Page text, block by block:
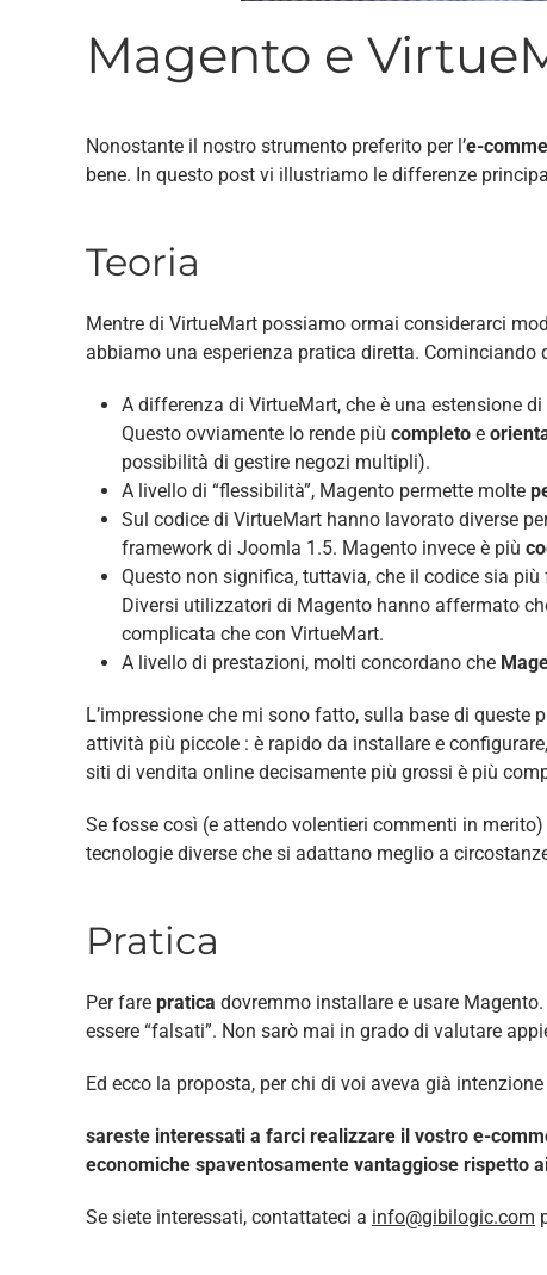
Magento e
Nonostante il nostro strumento preferito per l’e-
bene. In questo post vi illustriamo le differenze
Teoria
Mentre di VirtueMart possiamo ormai considerarci
abbiamo una esperienza pratica diretta.
A differenza di VirtueMart, che è una estensione di
Questo ovviamente lo rende più completo e
possibilità di gestire negozi multipli).
A livello di “flessibilità”, Magento permette molte
Sul codice di VirtueMart hanno lavorato diverse
framework di Joomla 1.5. Magento invece è più
Questo non significa, tuttavia, che il codice sia
Diversi utilizzatori di Magento hanno affermato
complicata che con VirtueMart.
A livello di prestazioni, molti concordano che
L’impressione che mi sono fatto, sulla base di queste
attività più piccole : è rapido da installare e
siti di vendita online decisamente più grossi è più
Se fosse così (e attendo volentieri commenti in
tecnologie diverse che si adattano meglio a
Pratica
Per fare pratica dovremmo installare e usare
essere “falsati”. Non sarò mai in grado di valutare
Ed ecco la proposta, per chi di voi aveva già
sareste interessati a farci realizzare il vostro e-
economiche spaventosamente vantaggiose rispetto
Se siete interessati, contattateci a info@gibilogic.com